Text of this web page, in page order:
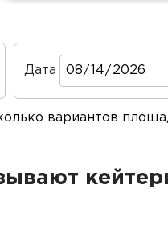
Дата Дата
вариантов